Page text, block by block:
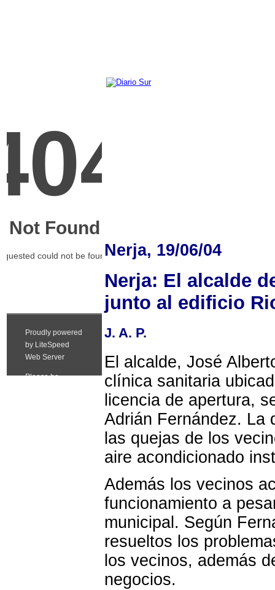
Nerja, 19/06/04
Nerja: El alcalde
junto al edificio
J. A. P.
El alcalde, José
clínica sanitaria
licencia de apertura,
Adrián Fernández. La
las quejas de los
aire acondicionado
Además los vecinos
funcionamiento a
municipal. Según
resueltos los
los vecinos, además
negocios.